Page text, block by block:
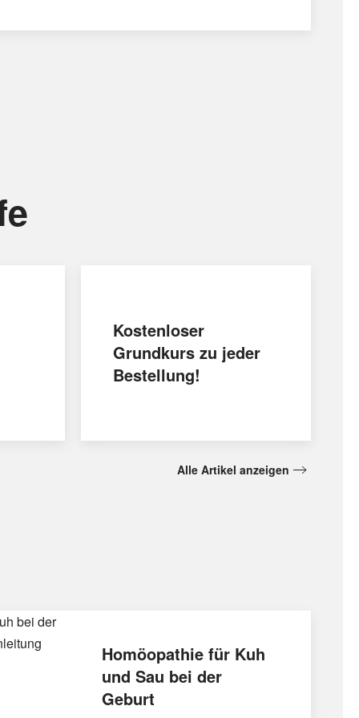
Kostenloser
Grundkurs zu jeder
Bestellung!
Alle Artikel anzeigen
Homöopathie für Kuh
und Sau bei der
Geburt